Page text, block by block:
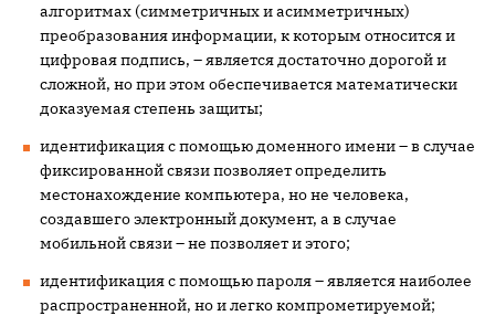
алгоритмах (симметричных и асимметричных)
преобразования информации, к которым относится и
цифровая подпись, – является достаточно дорогой и
сложной, но при этом обеспечивается математически
доказуемая степень защиты;
идентификация с помощью доменного имени – в случае
фиксированной связи позволяет определить
местонахождение компьютера, но не человека,
создавшего электронный документ, а в случае
мобильной связи – не позволяет и этого;
идентификация с помощью пароля – является наиболее
распространенной, но и легко компрометируемой;